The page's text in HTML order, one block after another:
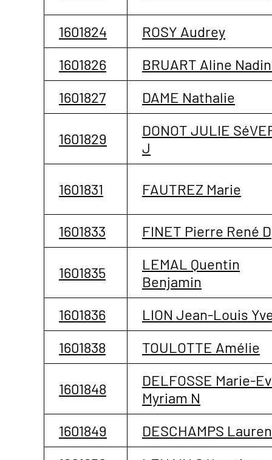
1601824
ROSY Audrey
1601826
BRUART Aline
1601827
DAME Nathalie
1601829
DONOT JULIE
J
1601831 FAUTREZ Marie
1601833 FINET Pierre René D
1601835
LEMAL Quentin
Benjamin
1601836
LION Jean-Louis
1601838
TOULOTTE Amélie
1601848
DELFOSSE Marie-
Myriam N
1601849
DESCHAMPS